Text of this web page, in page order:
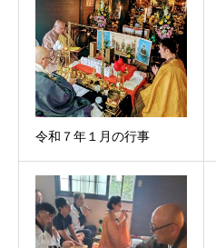
令和７年１月の行事